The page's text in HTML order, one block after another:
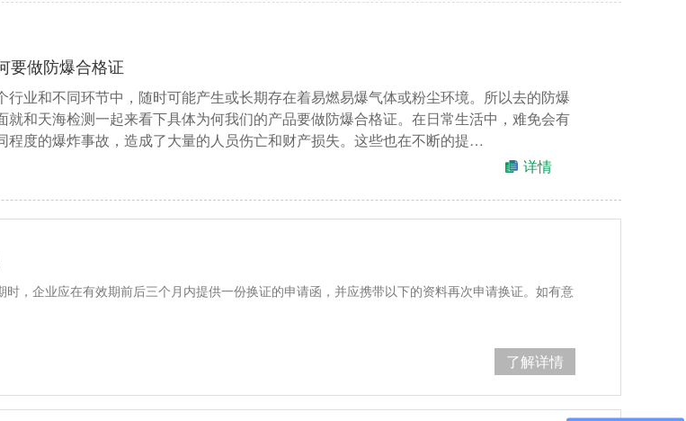
要做防爆合格证
行业和不同环节中，随时可能产生或长期存在着易燃易爆气体或粉尘环境。所以去的防爆
就和天海检测一起来看下具体为何我们的产品要做防爆合格证。在日常生活中，难免会有
程度的爆炸事故，造成了大量的人员伤亡和财产损失。这些也在不断的提…
详情
时，企业应在有效期前后三个月内提供一份换证的申请函，并应携带以下的资料再次申请换证。如有意
了解详情